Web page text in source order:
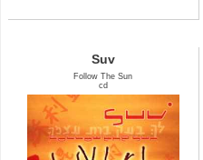
Suv
Follow The Sun
cd